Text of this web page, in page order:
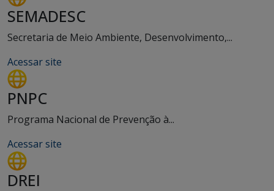
SEMADESC
Secretaria de Meio Ambiente, Desenvolvimento,...
Acessar site
PNPC
Programa Nacional de Prevenção à...
Acessar site
DREI